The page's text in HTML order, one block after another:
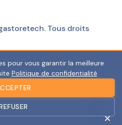
Tous droits
pour vous garantir la meilleure
Politique de confidentialité
×